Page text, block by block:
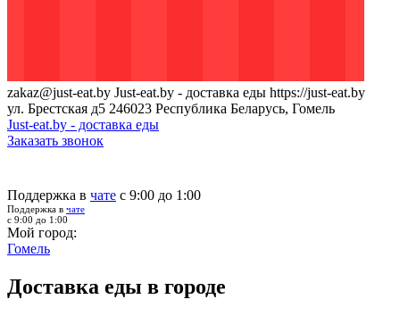
zakaz@just-eat.by Just-eat.by - доставка еды https://just-eat.by
ул. Брестская д5 246023 Республика Беларусь, Гомель
Just-eat.by - доставка еды
Заказать звонок
Поддержка в чате с 9:00 до 1:00
Поддержка в чате
с 9:00 до 1:00
Мой город:
Гомель
Доставка еды в городе